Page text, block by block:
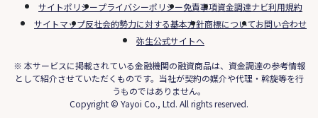
サイトポリシープライバシーポリシー免責事項資金調達ナビ利用規約
サイトマップ反社会的勢力に対する基本方針商標についてお問い合わせ
弥生公式サイトへ
※ 本サービスに掲載されている金融機関の融資商品は、資金調達の参考情報
として紹介させていただくものです。当社が契約の媒介や代理・斡旋等を行
うものではありません。
Copyright © Yayoi Co., Ltd. All rights reserved.